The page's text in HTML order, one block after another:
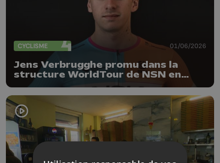
CYCLISME 01/06/2026
Jens Verbrugghe promu dans la
structure WorldTour de NSN en
2027